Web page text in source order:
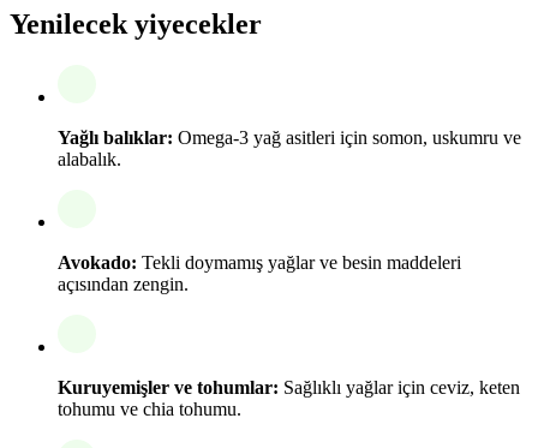
Yenilecek yiyecekler
Yağlı balıklar: Omega-3 yağ asitleri için somon, uskumru ve
alabalık.
Avokado: Tekli doymamış yağlar ve besin maddeleri
açısından zengin.
Kuruyemişler ve tohumlar: Sağlıklı yağlar için ceviz, keten
tohumu ve chia tohumu.